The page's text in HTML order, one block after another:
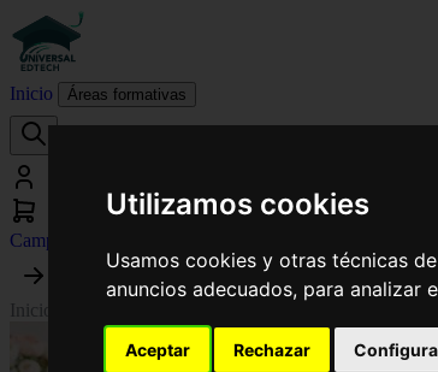
Utilizamos cookies
Usamos cookies y otras técnicas
anuncios adecuados, para analizar
Aceptar Rechazar
Inicio Áreas formativas
Campus virtual
Inicio